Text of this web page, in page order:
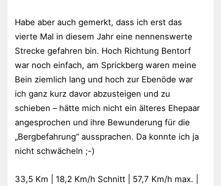
Habe aber auch gemerkt, dass ich erst das
vierte Mal in diesem Jahr eine nennenswerte
Strecke gefahren bin. Hoch Richtung Bentorf
war noch einfach, am Sprickberg waren meine
Bein ziemlich lang und hoch zur Ebenöde war
ich ganz kurz davor abzusteigen und zu
schieben – hätte mich nicht ein älteres Ehepaar
angesprochen und ihre Bewunderung für die
„Bergbefahrung“ aussprachen. Da konnte ich ja
nicht schwächeln ;-)
33,5 Km | 18,2 Km/h Schnitt | 57,7 Km/h max. |